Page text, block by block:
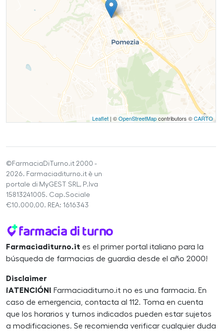
Leaflet | ©OpenStreetMapcontributors ©CARTO
©FarmaciaDiTurno.it 2000 -
2026. Farmaciaditurno.it è un
portale di MyGEST SRL, P.Iva
15813241005. Cap.Sociale
€10.000,00. REA: 1616343
Farmaciaditurno.it es el primer portal italiano para la
búsqueda de farmacias de guardia desde el año 2000!
Disclaimer
¡ATENCIÓN! Farmaciaditurno.it no es una farmacia. En
caso de emergencia, contacta al 112. Toma en cuenta
que los horarios y turnos indicados pueden estar sujetos
a modificaciones. Se recomienda verificar cualquier duda